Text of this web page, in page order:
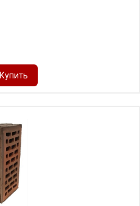
Купить